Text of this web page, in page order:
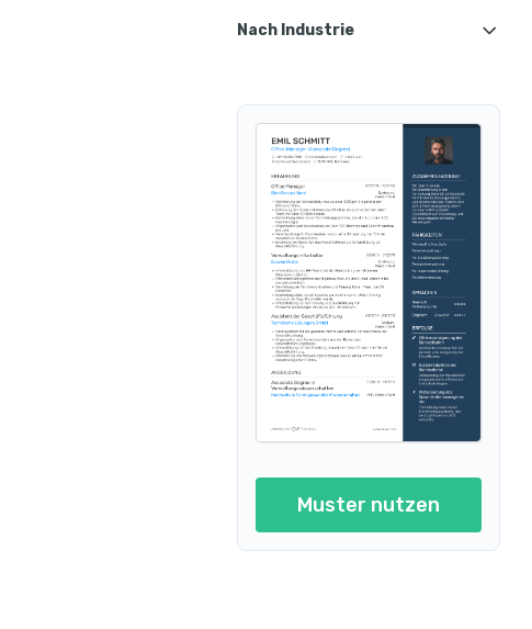
Lebenslauf als Verwaltungsassistent für Personalwesen
Nach Industrie
Muster nutzen